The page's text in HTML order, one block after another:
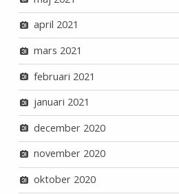
april 2021
mars 2021
februari 2021
januari 2021
december 2020
november 2020
oktober 2020